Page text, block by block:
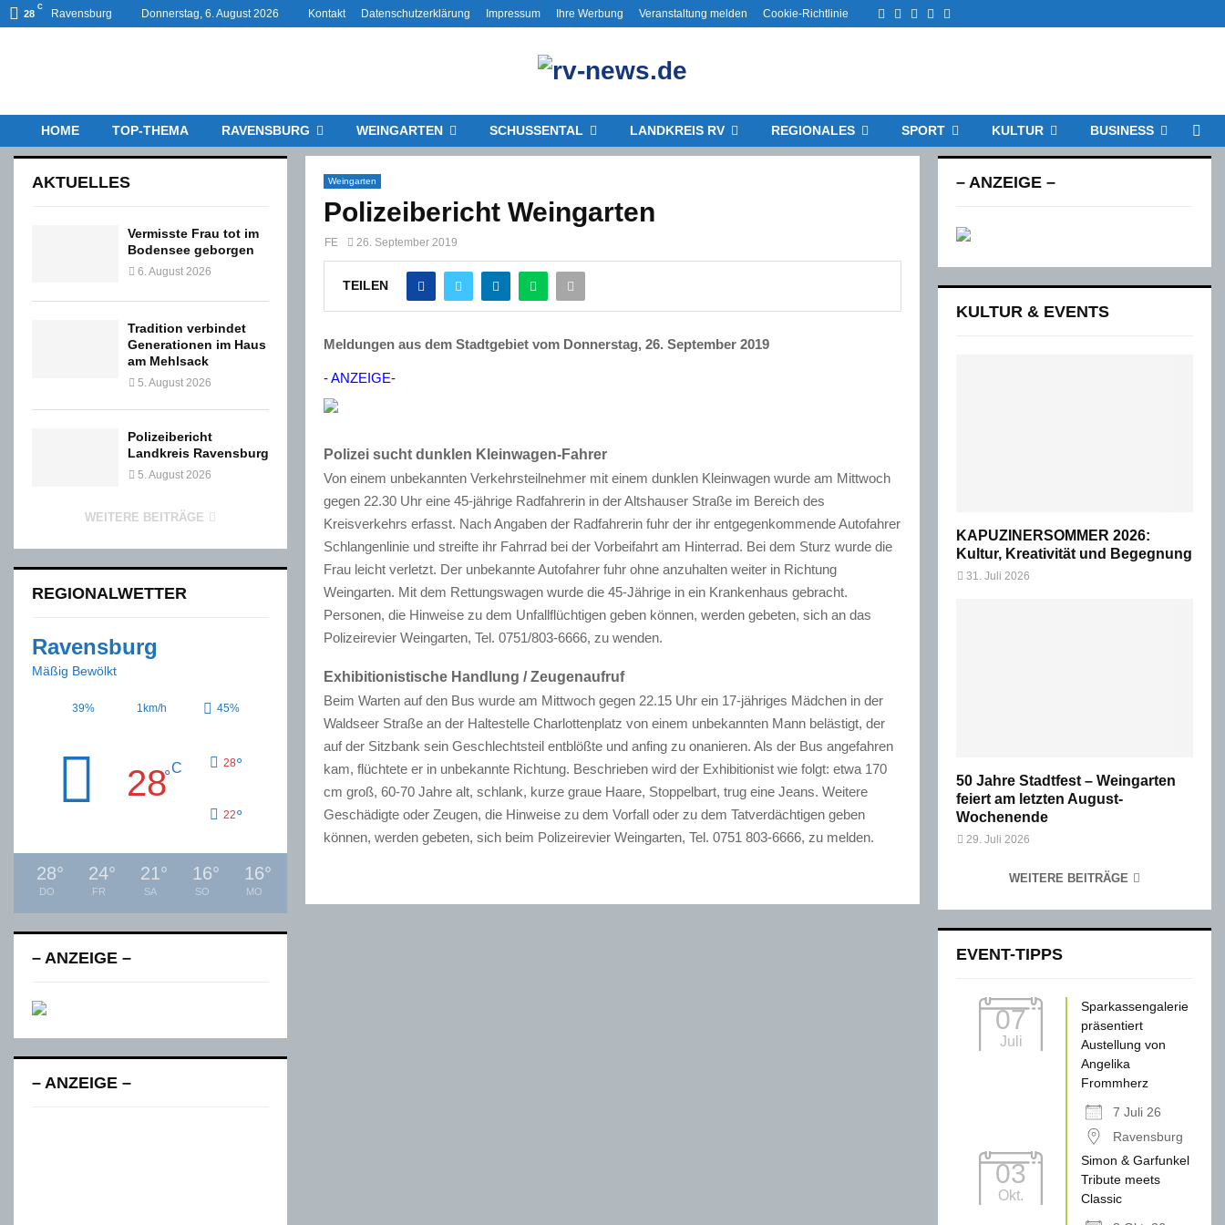
28
C
Ravensburg Donnerstag, 6. August 2026 Kontakt Datenschutzerklärung Impressum Ihre Werbung Veranstaltung melden Cookie-Richtlinie Facebook
TwitterInstagram
Email
HOME TOP-THEMA RAVENSBURG WEINGARTEN SCHUSSENTAL LANDKREIS RV REGIONALES SPORT KULTUR BUSINESS
Weingarten
Polizeibericht Weingarten
FE 26. September 2019
TEILEN
Meldungen aus dem Stadtgebiet vom Donnerstag, 26. September 2019
- ANZEIGE-
Polizei sucht dunklen Kleinwagen-Fahrer
Von einem unbekannten Verkehrsteilnehmer mit einem dunklen Kleinwagen wurde am Mittwoch
gegen 22.30 Uhr eine 45-jährige Radfahrerin in der Altshauser Straße im Bereich des
Kreisverkehrs erfasst. Nach Angaben der Radfahrerin fuhr der ihr entgegenkommende Autofahrer
Schlangenlinie und streifte ihr Fahrrad bei der Vorbeifahrt am Hinterrad. Bei dem Sturz wurde die
Frau leicht verletzt. Der unbekannte Autofahrer fuhr ohne anzuhalten weiter in Richtung
Weingarten. Mit dem Rettungswagen wurde die 45-Jährige in ein Krankenhaus gebracht.
Personen, die Hinweise zu dem Unfallflüchtigen geben können, werden gebeten, sich an das
Polizeirevier Weingarten, Tel. 0751/803-6666, zu wenden.
Exhibitionistische Handlung / Zeugenaufruf
Beim Warten auf den Bus wurde am Mittwoch gegen 22.15 Uhr ein 17-jähriges Mädchen in der
Waldseer Straße an der Haltestelle Charlottenplatz von einem unbekannten Mann belästigt, der
auf der Sitzbank sein Geschlechtsteil entblößte und anfing zu onanieren. Als der Bus angefahren
kam, flüchtete er in unbekannte Richtung. Beschrieben wird der Exhibitionist wie folgt: etwa 170
cm groß, 60-70 Jahre alt, schlank, kurze graue Haare, Stoppelbart, trug eine Jeans. Weitere
Geschädigte oder Zeugen, die Hinweise zu dem Vorfall oder zu dem Tatverdächtigen geben
können, werden gebeten, sich beim Polizeirevier Weingarten, Tel. 0751 803-6666, zu melden.
AKTUELLES
Vermisste Frau tot im
Bodensee geborgen
6. August 2026
Tradition verbindet
Generationen im Haus
am Mehlsack
5. August 2026
Polizeibericht
Landkreis Ravensburg
5. August 2026
WEITERE BEITRÄGE
REGIONALWETTER
Ravensburg
Mäßig Bewölkt
39% 1km/h 45%
28°C 28°
22°
28°
DO
24°
FR
21°
SA
16°
SO
16°
MO
– ANZEIGE –
– ANZEIGE –
– ANZEIGE –
KULTUR & EVENTS
KAPUZINERSOMMER 2026:
Kultur, Kreativität und Begegnung
31. Juli 2026
50 Jahre Stadtfest – Weingarten
feiert am letzten August-
Wochenende
29. Juli 2026
WEITERE BEITRÄGE
EVENT-TIPPS
07
Juli
Sparkassengalerie
präsentiert
Austellung von
Angelika
Frommherz
7 Juli 26
Ravensburg
03
Okt.
Simon & Garfunkel
Tribute meets
Classic